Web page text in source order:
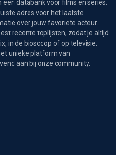
databank voor films en series.
adres voor het laatste
over jouw favoriete acteur.
recente toplijsten, zodat je altijd
in de bioscoop of op televisie.
unieke platform van
aan bij onze community.